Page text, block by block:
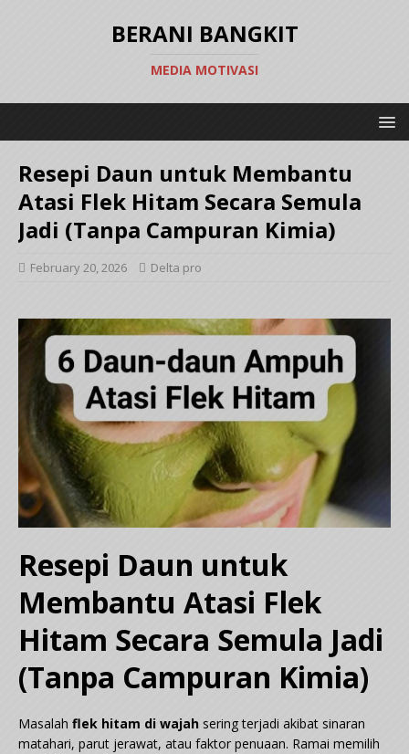
BERANI BANGKIT
MEDIA MOTIVASI
Resepi Daun untuk Membantu
Atasi Flek Hitam Secara Semula
Jadi (Tanpa Campuran Kimia)
February 20, 2026 Delta pro
Resepi Daun untuk
Membantu Atasi Flek
Hitam Secara Semula Jadi
(Tanpa Campuran Kimia)
Masalah flek hitam di wajah sering terjadi akibat sinaran
matahari, parut jerawat, atau faktor penuaan. Ramai memilih